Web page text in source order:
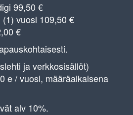
99,50 €
(1) vuosi 109,50 €
€
ja verkkosisällöt)
e / vuosi, määräaikaisena
alv 10%.